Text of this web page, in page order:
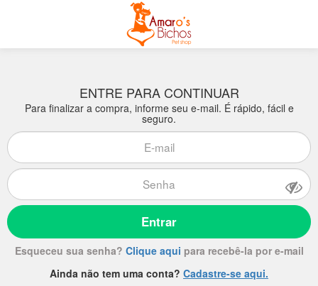
ENTRE PARA CONTINUAR
Para finalizar a compra, informe seu e-mail. É rápido, fácil e
seguro.
Entrar
Esqueceu sua senha? Clique aqui para recebê-la por e-mail
Ainda não tem uma conta? Cadastre-se aqui.